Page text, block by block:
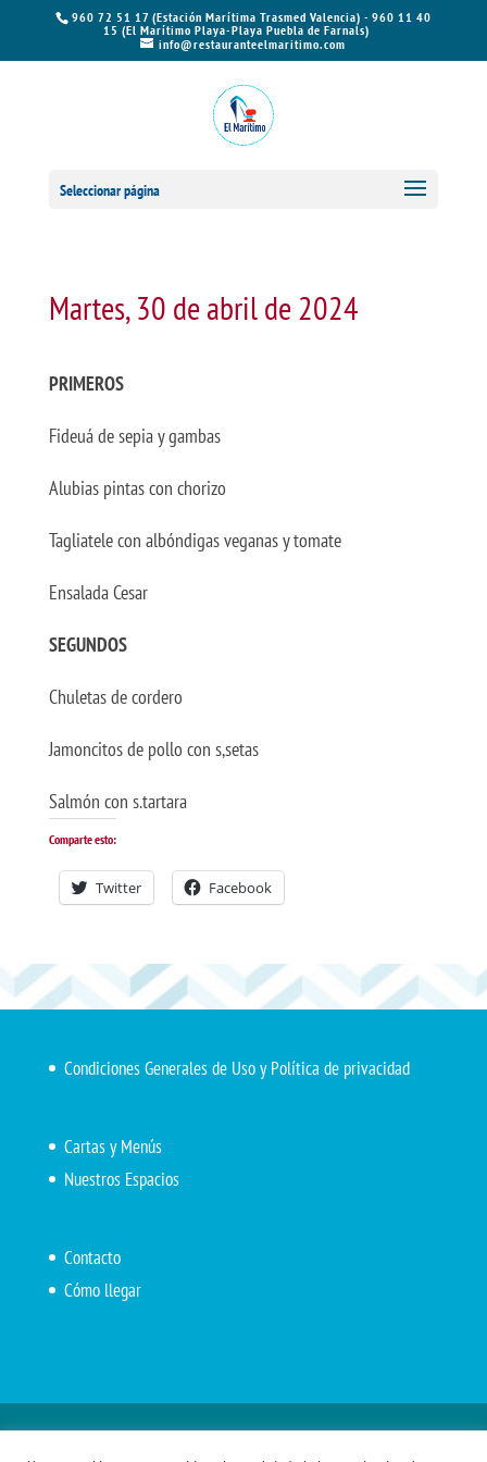
960 72 51 17 (Estación Marítima Trasmed Valencia) - 960 11 40
15 (El Marítimo Playa-Playa Puebla de Farnals)
info@restauranteelmaritimo.com
Seleccionar página
Martes, 30 de abril de 2024
PRIMEROS
Fideuá de sepia y gambas
Alubias pintas con chorizo
Tagliatele con albóndigas veganas y tomate
Ensalada Cesar
SEGUNDOS
Chuletas de cordero
Jamoncitos de pollo con s,setas
Salmón con s.tartara
Comparte esto:
Twitter Facebook
Condiciones Generales de Uso y Política de privacidad
Cartas y Menús
Nuestros Espacios
Contacto
Cómo llegar